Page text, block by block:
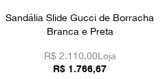
Sandália Slide Gucci de Borracha
Branca e Preta
R$ 2.110,00Loja
R$ 1 .766,67